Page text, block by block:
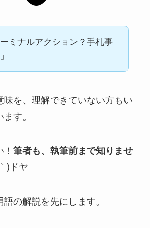
ーミナルアクション？手札事
味を、理解できていない方もい
す。
筆者も、執筆前まで知りませ
)ドヤ
の解説を先にします。